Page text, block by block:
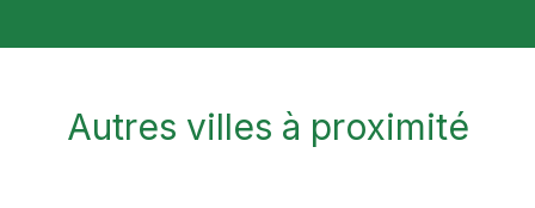
Autres villes à proximité